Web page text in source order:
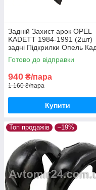
Задній Захист арок OPEL
KADETT 1984-1991 (2шт)
задні Підкрилки Опель
пара задніх
Готово до відправки
940 ₴/пара
1 160 ₴/пара
Купити
Топ продажів –19%